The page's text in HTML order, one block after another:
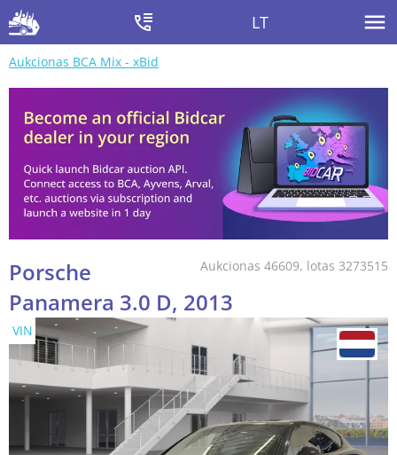
LT
Aukcionas BCA Mix - xBid
Aukcionas 46609, lotas 3273515
Porsche
Panamera 3.0 D, 2013
VIN